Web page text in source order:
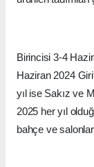
Birincisi 3-4
Haziran 2024
yıl ise Sakız ve
2025 her yıl
bahçe ve